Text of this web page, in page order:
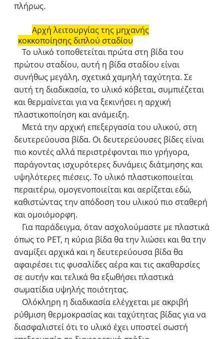
πλήρως.
Αρχή λειτουργίας της μηχανής
κοκκοποίησης διπλού σταδίου
Το υλικό τοποθετείται πρώτα στη βίδα του
πρώτου σταδίου, αυτή η βίδα σταδίου είναι
συνήθως μεγάλη, σχετικά χαμηλή ταχύτητα. Σε
αυτή τη διαδικασία, το υλικό κόβεται, συμπιέζεται
και θερμαίνεται για να ξεκινήσει η αρχική
πλαστικοποίηση και ανάμειξη.
Μετά την αρχική επεξεργασία του υλικού, στη
δευτερεύουσα βίδα. Οι δευτερεύουσες βίδες είναι
πιο κοντές αλλά περιστρέφονται πιο γρήγορα,
παράγοντας ισχυρότερες δυνάμεις διάτμησης και
υψηλότερες πιέσεις. Το υλικό πλαστικοποιείται
περαιτέρω, ομογενοποιείται και αερίζεται εδώ,
καθιστώντας την απόδοση του υλικού πιο σταθερή
και ομοιόμορφη.
Για παράδειγμα, όταν ασχολούμαστε με πλαστικά
όπως το PET, η κύρια βίδα θα την λιώσει και θα την
αναμίξει αρχικά και η δευτερεύουσα βίδα θα
αφαιρέσει τις φυσαλίδες αέρα και τις ακαθαρσίες
σε αυτήν και τελικά θα εξωθήσει πλαστικά
σωματίδια υψηλής ποιότητας.
Ολόκληρη η διαδικασία ελέγχεται με ακριβή
ρύθμιση θερμοκρασίας και ταχύτητας βίδας για να
διασφαλιστεί ότι το υλικό έχει υποστεί σωστή